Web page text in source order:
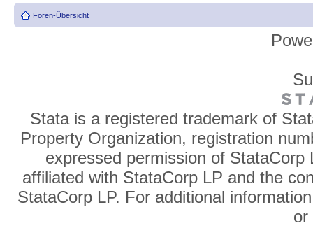
Foren-Übersicht
Stata is a registered trademark of
Property Organization, registration
expressed permission of
affiliated with StataCorp LP and the
StataCorp LP. For additional
or